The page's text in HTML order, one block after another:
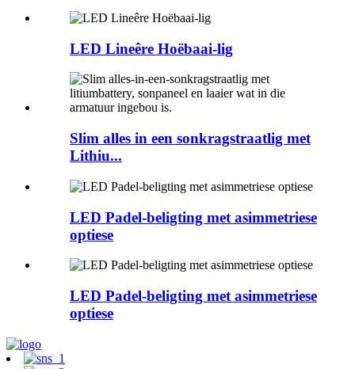
LED Lineêre Hoëbaai-lig
Slim alles in een sonkragstraatlig met
Lithiu...
LED Padel-beligting met asimmetriese
optiese
LED Padel-beligting met asimmetriese
optiese